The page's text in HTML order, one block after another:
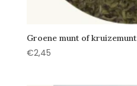
Groene munt of kruizemunt
€2,45